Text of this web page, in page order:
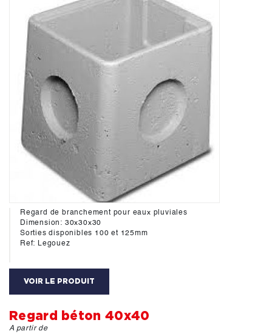
Regard de branchement pour eaux pluviales
Dimension: 30x30x30
Sorties disponibles 100 et 125mm
Ref: Legouez
VOIR LE PRODUIT
Regard béton 40x40
A partir de